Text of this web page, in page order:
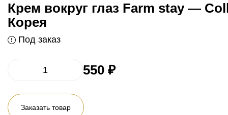
Крем вокруг глаз Farm stay —
Корея
Под заказ
550 ₽
Заказать товар